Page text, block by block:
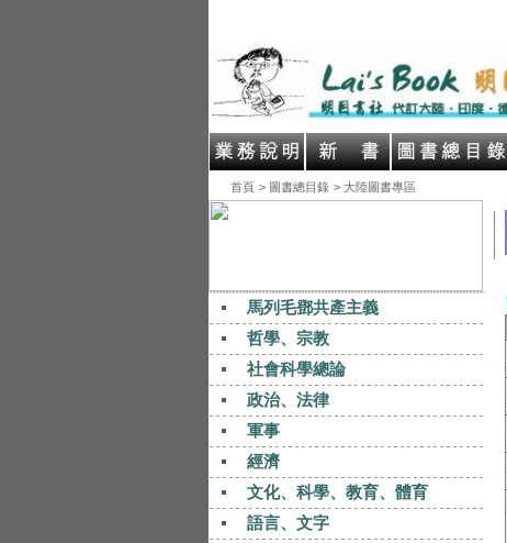
首頁 > 圖書總目錄 > 大陸圖書專區
馬列毛鄧共產主義
哲學、宗教
社會科學總論
政治、法律
軍事
經濟
文化、科學、教育、體育
語言、文字